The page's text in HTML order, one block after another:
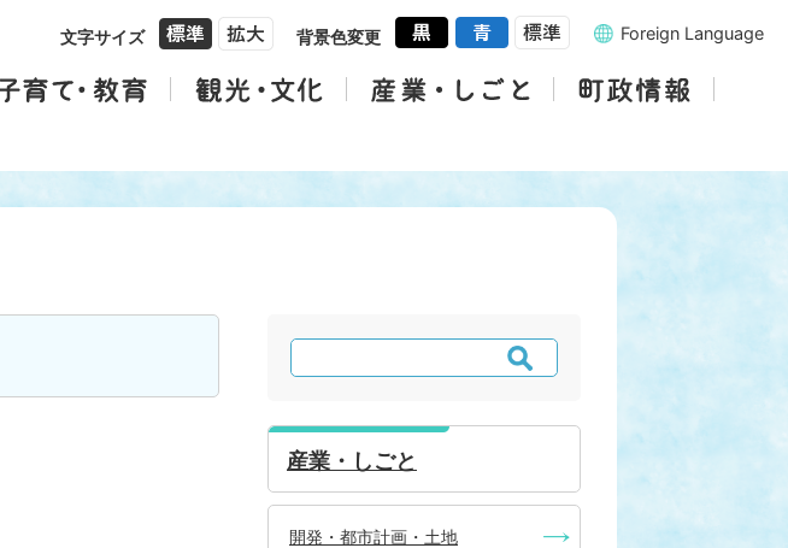
文字サイズ 背景色変更 Foreign Language
検
索
産業・しごと
開発・都市計画・土地